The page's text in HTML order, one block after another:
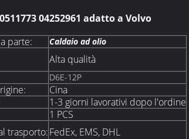
04252961 adatto a Volvo
parte: Caldaio ad olio
Alta qualità
D6E-12P
Cina
1-3 giorni lavorativi dopo l'ordine
1 PCS
trasporto:FedEx, EMS, DHL